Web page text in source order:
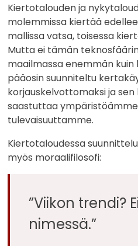
Kiertotalouden ja
molemmissa kiertää
mallissa vatsa, toisessa
Mutta ei tämän
maailmassa enemmän kuin
pääosin suunniteltu
korjauskelvottomaksi ja
saastuttaa
tulevaisuuttamme.
Kiertotaloudessa
myös moraalifilosofi:
”Viikon trendi?
nimessä.”